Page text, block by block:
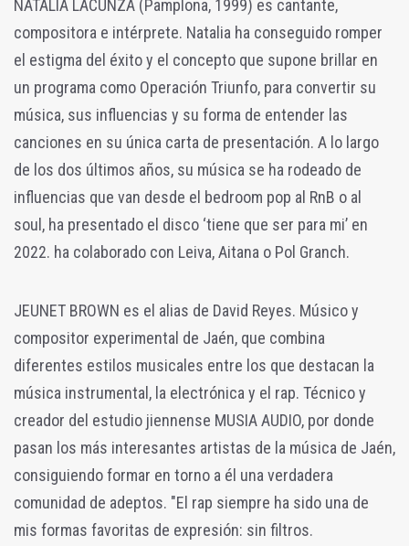
NATALIA LACUNZA (Pamplona, 1999) es cantante,
compositora e intérprete. Natalia ha conseguido romper
el estigma del éxito y el concepto que supone brillar en
un programa como Operación Triunfo, para convertir su
música, sus influencias y su forma de entender las
canciones en su única carta de presentación. A lo largo
de los dos últimos años, su música se ha rodeado de
influencias que van desde el bedroom pop al RnB o al
soul, ha presentado el disco ‘tiene que ser para mi’ en
2022. ha colaborado con Leiva, Aitana o Pol Granch.
JEUNET BROWN es el alias de David Reyes. Músico y
compositor experimental de Jaén, que combina
diferentes estilos musicales entre los que destacan la
música instrumental, la electrónica y el rap. Técnico y
creador del estudio jiennense MUSIA AUDIO, por donde
pasan los más interesantes artistas de la música de Jaén,
consiguiendo formar en torno a él una verdadera
comunidad de adeptos. "El rap siempre ha sido una de
mis formas favoritas de expresión: sin filtros.